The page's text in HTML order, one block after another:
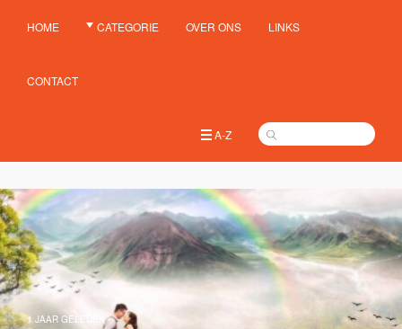
HOME CATEGORIE OVER ONS LINKS
CONTACT
A-Z
1 JAAR GELEDEN